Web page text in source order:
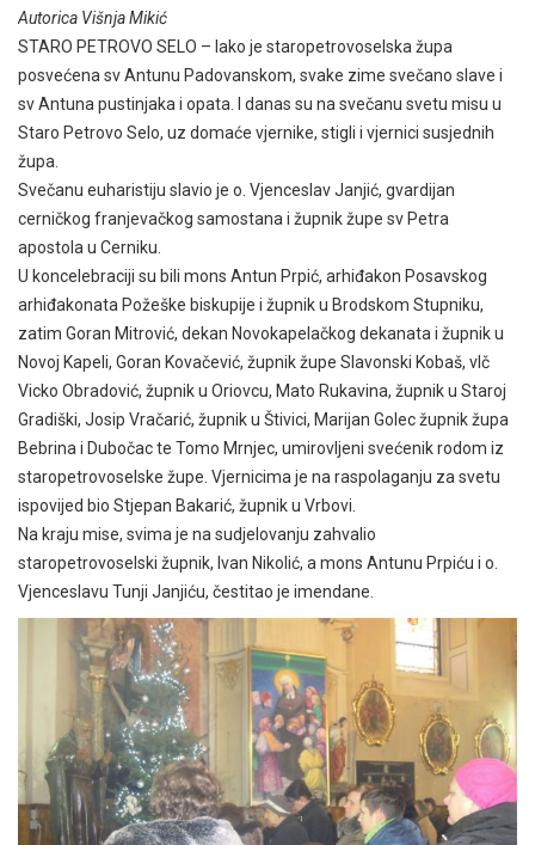
Autorica Višnja Mikić
STARO PETROVO SELO – Iako je staropetrovoselska župa
posvećena sv Antunu Padovanskom, svake zime svečano slave i
sv Antuna pustinjaka i opata. I danas su na svečanu svetu misu u
Staro Petrovo Selo, uz domaće vjernike, stigli i vjernici susjednih
župa.
Svečanu euharistiju slavio je o. Vjenceslav Janjić, gvardijan
cerničkog franjevačkog samostana i župnik župe sv Petra
apostola u Cerniku.
U koncelebraciji su bili mons Antun Prpić, arhiđakon Posavskog
arhiđakonata Požeške biskupije i župnik u Brodskom Stupniku,
zatim Goran Mitrović, dekan Novokapelačkog dekanata i župnik u
Novoj Kapeli, Goran Kovačević, župnik župe Slavonski Kobaš, vlč
Vicko Obradović, župnik u Oriovcu, Mato Rukavina, župnik u Staroj
Gradiški, Josip Vračarić, župnik u Štivici, Marijan Golec župnik župa
Bebrina i Dubočac te Tomo Mrnjec, umirovljeni svećenik rodom iz
staropetrovoselske župe. Vjernicima je na raspolaganju za svetu
ispovijed bio Stjepan Bakarić, župnik u Vrbovi.
Na kraju mise, svima je na sudjelovanju zahvalio
staropetrovoselski župnik, Ivan Nikolić, a mons Antunu Prpiću i o.
Vjenceslavu Tunji Janjiću, čestitao je imendane.